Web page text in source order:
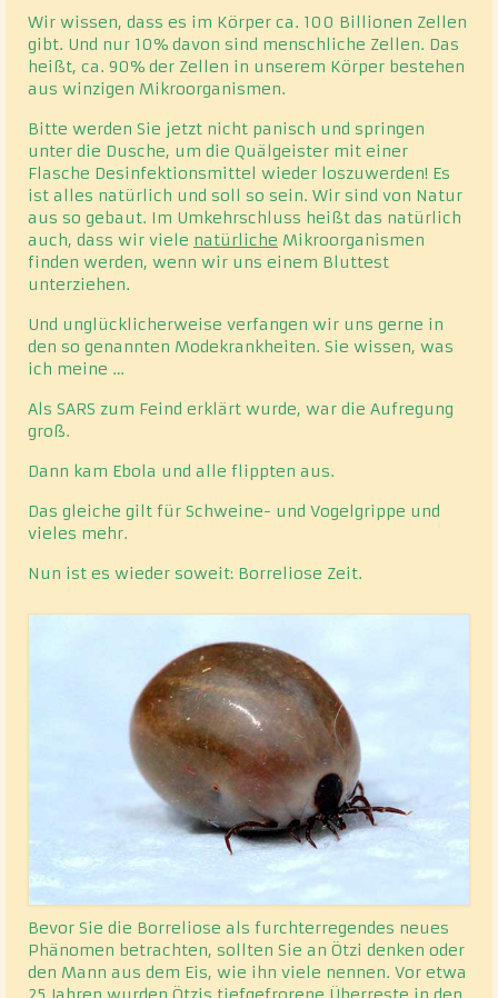
Wir wissen, dass es im Körper ca. 100 Billionen Zellen
gibt. Und nur 10% davon sind menschliche Zellen. Das
heißt, ca. 90% der Zellen in unserem Körper bestehen
aus winzigen Mikroorganismen.
Bitte werden Sie jetzt nicht panisch und springen
unter die Dusche, um die Quälgeister mit einer
Flasche Desinfektionsmittel wieder loszuwerden! Es
ist alles natürlich und soll so sein. Wir sind von Natur
aus so gebaut. Im Umkehrschluss heißt das natürlich
auch, dass wir viele natürliche Mikroorganismen
finden werden, wenn wir uns einem Bluttest
unterziehen.
Und unglücklicherweise verfangen wir uns gerne in
den so genannten Modekrankheiten. Sie wissen, was
ich meine …
Als SARS zum Feind erklärt wurde, war die Aufregung
groß.
Dann kam Ebola und alle flippten aus.
Das gleiche gilt für Schweine- und Vogelgrippe und
vieles mehr.
Nun ist es wieder soweit: Borreliose Zeit.
Bevor Sie die Borreliose als furchterregendes neues
Phänomen betrachten, sollten Sie an Ötzi denken oder
den Mann aus dem Eis, wie ihn viele nennen. Vor etwa